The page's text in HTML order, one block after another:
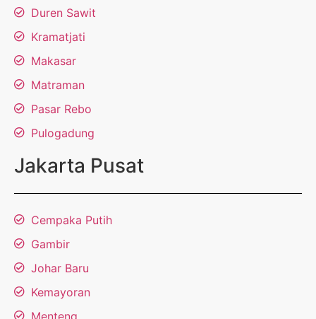
Duren Sawit
Kramatjati
Makasar
Matraman
Pasar Rebo
Pulogadung
Jakarta Pusat
Cempaka Putih
Gambir
Johar Baru
Kemayoran
Menteng